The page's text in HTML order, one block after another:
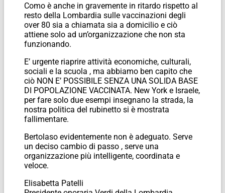
Como è anche in gravemente in ritardo rispetto al
resto della Lombardia sulle vaccinazioni degli
over 80 sia a chiamata sia a domicilio e ciò
attiene solo ad un’organizzazione che non sta
funzionando.
E’ urgente riaprire attività economiche, culturali,
sociali e la scuola , ma abbiamo ben capito che
ciò NON E’ POSSIBILE SENZA UNA SOLIDA BASE
DI POPOLAZIONE VACCINATA. New York e Israele,
per fare solo due esempi insegnano la strada, la
nostra politica del rubinetto si è mostrata
fallimentare.
Bertolaso evidentemente non è adeguato. Serve
un deciso cambio di passo , serve una
organizzazione più intelligente, coordinata e
veloce.
Elisabetta Patelli